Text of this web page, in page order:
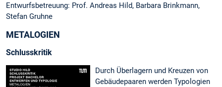
Entwurfsbetreuung: Prof. Andreas Hild, Barbara Brinkmann,
Stefan Gruhne
METALOGIEN
Schlusskritik
Durch Überlagern und Kreuzen von
Gebäudepaaren werden Typologien